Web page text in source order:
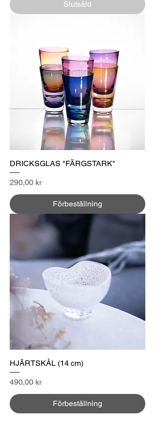
Slutsåld
DRICKSGLAS "FÄRGSTARK"
Pris
290,00 kr
Förbeställning
HJÄRTSKÅL (14 cm)
Pris
490,00 kr
Förbeställning